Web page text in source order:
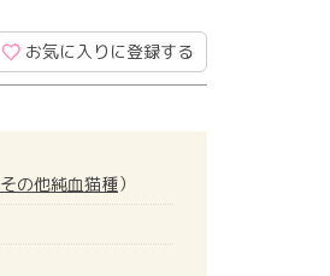
お気に入りに登録する
その他純血猫種）